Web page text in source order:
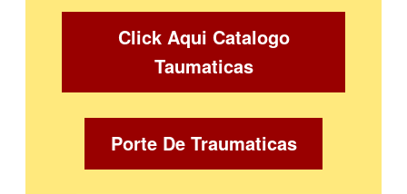
Click Aqui Catalogo
Taumaticas
Porte De Traumaticas